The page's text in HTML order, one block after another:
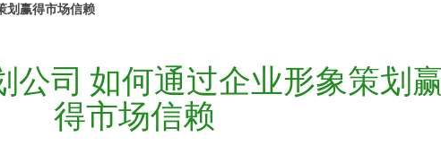
划赢得市场信赖
公司 如何通过企业形象策划
得市场信赖